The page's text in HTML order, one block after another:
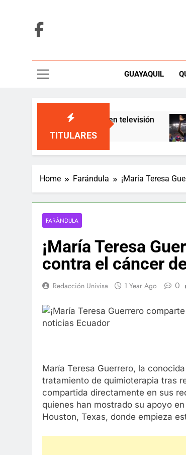
GUAYAQUIL
TITULARES
un giro inesperado en televisión
Home Farándula ¡María Teresa
FARÁNDULA
¡María Teresa
contra el cáncer
Redacción Univisa 1 Year Ago 0
María Teresa Guerrero, la
tratamiento de quimioterapia tras
compartida directamente en sus
quienes han mostrado su apoyo
Houston, Texas, donde empieza